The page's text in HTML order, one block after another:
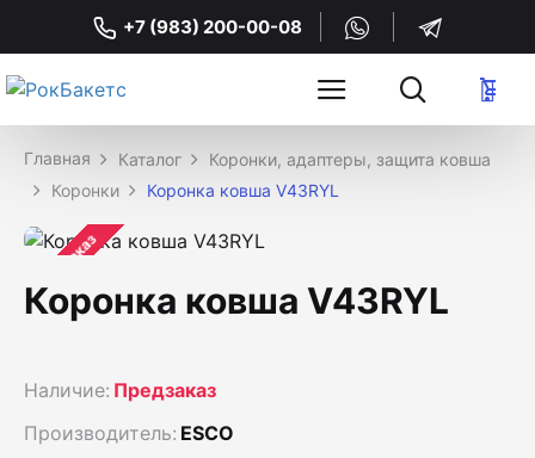
+7 (983) 200-00-08
Каталог
Коронки, адаптеры, защита ковша
Коронки
Коронка ковша V43RYL
Предзаказ
Коронка ковша V43RYL
Наличие: Предзаказ
Производитель: ESCO